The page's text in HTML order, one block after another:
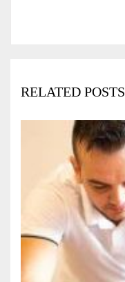
RELATED POSTS